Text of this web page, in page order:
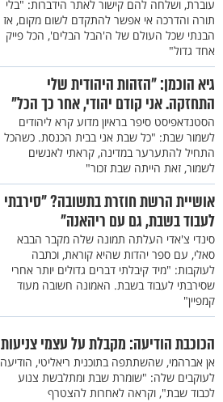
עוברת, ושלחה להם קישור לאתר הידברות: "בלי
תורה והדרכה אי אפשר להתקדם לשום מקום, אז
הבנתי שכל העולם של ה'הבל הבלים', הכל פייק
אחד גדול"
גיא הוכמן: "הזהות היהודית שלי
התחזקה. אני קודם יהודי, אחר כך הכל"
הסטנדאפיסט סיפר בראיון מדוע קרא ליהודים
לשמור שבת: "כל שבת אני בבית הכנסת. כשהכל
התחיל להתערער במדינה, קראתי לאנשים
לשמור, זאת הייתה שבת זכור"
אושיית הרשת חוזרת בתשובה? "סירבתי
לעבוד בשבת, גם עם ריהאנה"
סינדי צ'אדי העלתה תמונה שלה מקבר הבבא
סאלי, עם ספר יהדות שהיא קוראת, וכתבה
לעוקבות: "מיד קיבלתי דברים גדולים יותר אחרי
שסירבתי לעבוד בשבת. האמונה חשובה מעוד
קמפיין"
הכוכבת הודיעה: מקבלת על עצמי צניעות
אן אברהמי, שהשתתפה בתוכנית ריאליטי, הודיעה
לעוקבים שלה: "שומרת שבת ומתלבשת צנוע
לכבוד שבת", וקראה לאחרות להצטרף